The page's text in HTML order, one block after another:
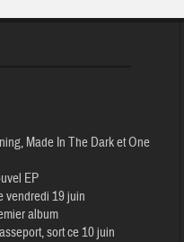
Made In The Dark et One
EP
vendredi 19 juin
album
sort ce 10 juin